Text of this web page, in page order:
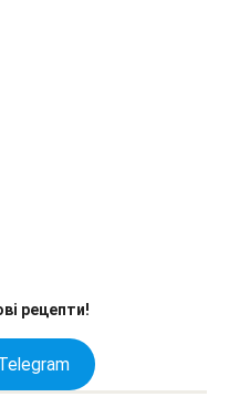
рецепти!